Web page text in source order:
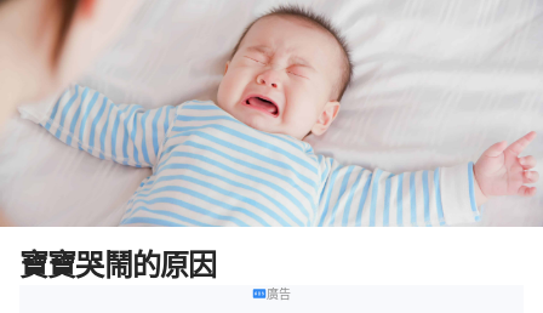
寶寶哭鬧的原因
廣告